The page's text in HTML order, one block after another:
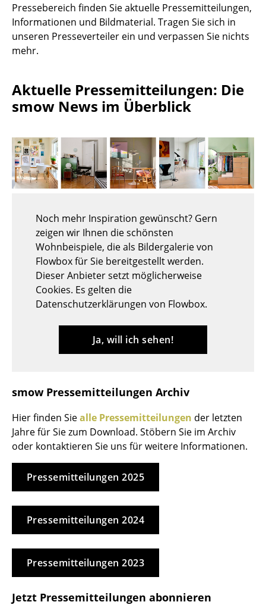
Hocker
Bänke & Liegen
Gartenstühle
Kinderstühle
Schaukelstühle
Bürodrehstühle
Konferenzstühle
Einzelteile
... alle Sitzmöbel
Tische
Esstische
Couchtische
Konferenztische
Stehtische & Stehpulte
Kindertische
Servierwagen
... alle Tische
Aufbewahren
Pressebereich finden Sie aktuelle Pressemitteilungen,
Informationen und Bildmaterial. Tragen Sie sich in
unseren Presseverteiler ein und verpassen Sie nichts
mehr.
Aktuelle Pressemitteilungen: Die
smow News im Überblick
Noch mehr Inspiration gewünscht? Gern
zeigen wir Ihnen die schönsten
Wohnbeispiele, die als Bildergalerie von
Flowbox für Sie bereitgestellt werden.
Dieser Anbieter setzt möglicherweise
Cookies. Es gelten die
Datenschutzerklärungen von Flowbox.
Ja, will ich sehen!
smow Pressemitteilungen Archiv
Hier finden Siealle Pressemitteilungen der letzten
Jahre für Sie zum Download. Stöbern Sie im Archiv
oder kontaktieren Sie uns für weitere Informationen.
Pressemitteilungen 2025
Pressemitteilungen 2024
Pressemitteilungen 2023
Jetzt Pressemitteilungen abonnieren